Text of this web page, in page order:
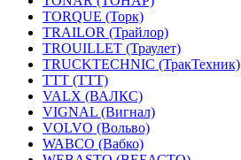
TORQUE (Торк)
TRAILOR (Трайлор)
TROUILLET (Траулет)
TRUCKTECHNIC (ТракТехник)
TTT (ТТТ)
VALX (ВАЛКС)
VIGNAL (Вигнал)
VOLVO (Вольво)
WABCO (Вабко)